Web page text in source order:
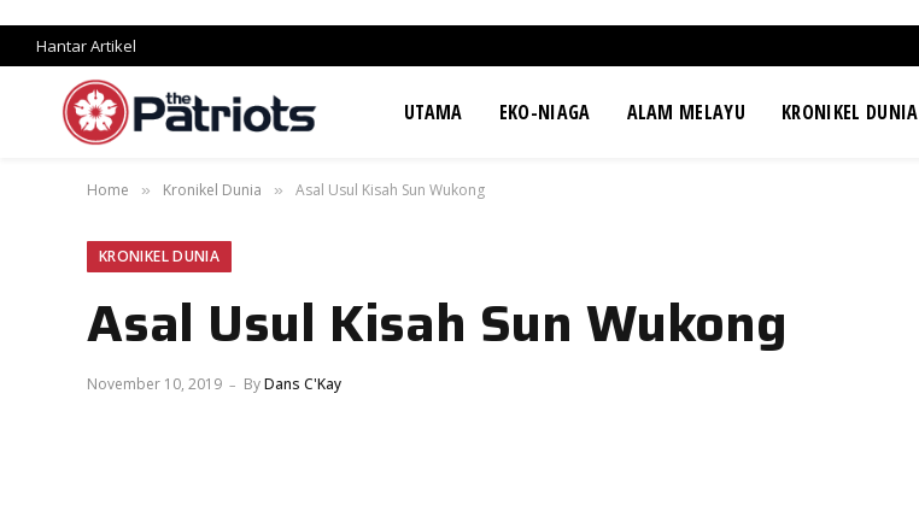
Hantar Artikel
UTAMA EKO-NIAGA ALAM MELAYU KRONIKEL DUNIA
Home » Kronikel Dunia » Asal Usul Kisah Sun Wukong
KRONIKEL DUNIA
Asal Usul Kisah Sun Wukong
November 10, 2019 ByDans C'Kay